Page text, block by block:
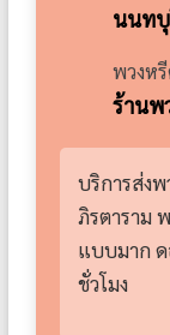
นนทบุ
พวงหรี
ร้านพ
บริการส่ง
ภิรตาราม
แบบมาก
ชั่วโมง